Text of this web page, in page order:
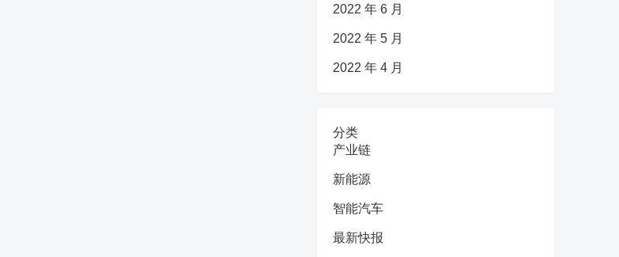
2022 年 6 月
2022 年 5 月
2022 年 4 月
分类
产业链
新能源
智能汽车
最新快报